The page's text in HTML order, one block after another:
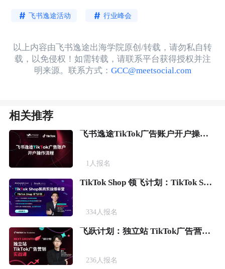
飞书逸途活动 行业峰会
以上内容由飞书逸途出海学院原创/转载，请勿私自转
载，以免侵权！如需转载，请联系平台获得授权并注
明来源。联系方式： GCC@meetsocial.com
相关推荐
飞书逸途TikTok广告账户开户操作流程
1 人报名
TikTok Shop 领飞计划：TikTok Shop新商实操爆单营
334人报名
飞跃计划：独立站 TikTok广告营销实战课
236人报名